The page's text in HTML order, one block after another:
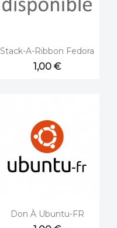
Aperçu rapide
Stack-A-Ribbon Fedora
1,00 €
Aperçu rapide
Don À Ubuntu-FR